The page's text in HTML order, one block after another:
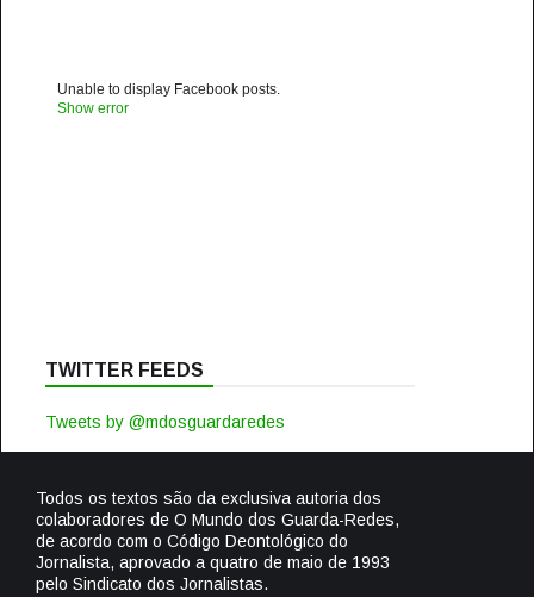
Unable to display Facebook posts.
Show error
TWITTER FEEDS
Tweets by @mdosguardaredes
Todos os textos são da exclusiva autoria dos
colaboradores de O Mundo dos Guarda-Redes,
de acordo com o Código Deontológico do
Jornalista, aprovado a quatro de maio de 1993
pelo Sindicato dos Jornalistas.